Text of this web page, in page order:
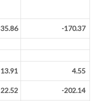
35.86
-170.37
13.91
4.55
22.52
-202.14